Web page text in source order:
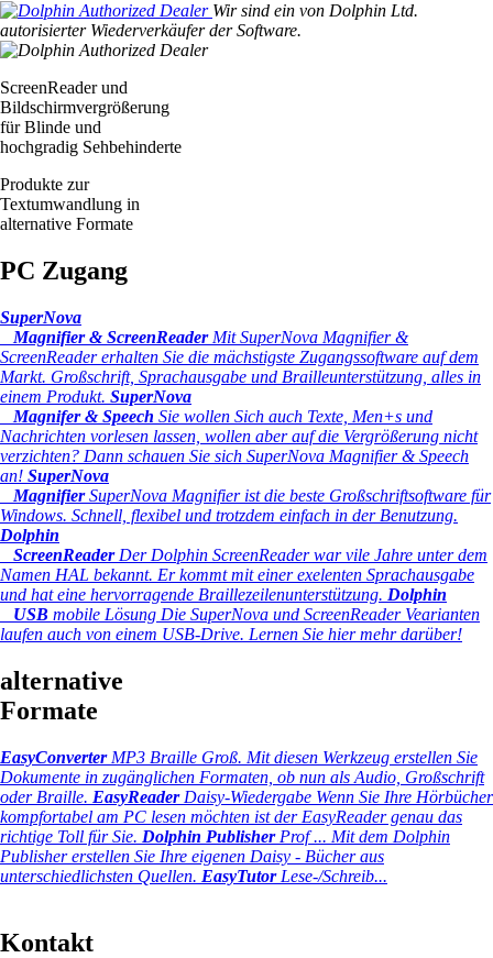
Wir sind ein von Dolphin Ltd.
autorisierter Wiederverkäufer der Software.
ScreenReader und
Bildschirmvergrößerung
für Blinde und
hochgradig Sehbehinderte
Produkte zur
Textumwandlung in
alternative Formate
PC Zugang
SuperNova
Magnifier & ScreenReaderMit SuperNova Magnifier &
ScreenReader erhalten Sie die mächstigste Zugangssoftware auf dem
Markt. Großschrift, Sprachausgabe und Brailleunterstützung, alles in
einem Produkt. SuperNova
Magnifer & Speech Sie wollen Sich auch Texte, Men+s und
Nachrichten vorlesen lassen, wollen aber auf die Vergrößerung nicht
verzichten? Dann schauen Sie sich SuperNova Magnifier & Speech
an! SuperNova
MagnifierSuperNova Magnifier ist die beste Großschriftsoftware für
Windows. Schnell, flexibel und trotzdem einfach in der Benutzung.
Dolphin
ScreenReaderDer Dolphin ScreenReader war vile Jahre unter dem
Namen HAL bekannt. Er kommt mit einer exelenten Sprachausgabe
und hat eine hervorragende Braillezeilenunterstützung. Dolphin
USB mobile Lösung Die SuperNova und ScreenReader Vearianten
laufen auch von einem USB-Drive. Lernen Sie hier mehr darüber!
alternative
Formate
EasyConverterMP3 Braille Groß. Mit diesen Werkzeug erstellen Sie
Dokumente in zugänglichen Formaten, ob nun als Audio, Großschrift
oder Braille. EasyReaderDaisy-Wiedergabe Wenn Sie Ihre Hörbücher
kompfortabel am PC lesen möchten ist der EasyReader genau das
richtige Toll für Sie. Dolphin PublisherProf ... Mit dem Dolphin
Publisher erstellen Sie Ihre eigenen Daisy - Bücher aus
unterschiedlichsten Quellen. EasyTutorLese-/Schreib...
Kontakt